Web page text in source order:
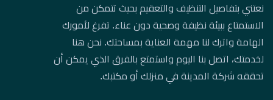
نعتني بتفاصيل التنظيف والتعقيم بحيث تتمكن من
الاستمتاع ببيئة نظيفة وصحية دون عناء. تفرغ لأمورك
الهامة واترك لنا مهمة العناية بمساحتك. نحن هنا
لخدمتك، اتصل بنا اليوم واستمتع بالفرق الذي يمكن أن
تحققه شركة المدينة في منزلك أو مكتبك.